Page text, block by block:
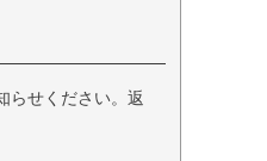
らせください。返